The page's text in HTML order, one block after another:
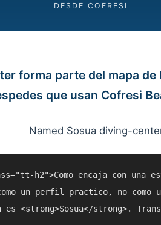
DESDE COFRESI
forma parte del mapa
que usan Cofresi
Named Sosua diving-
h2">Como encaja con una
un perfil practico, no
es <strong>Sosua</strong>.